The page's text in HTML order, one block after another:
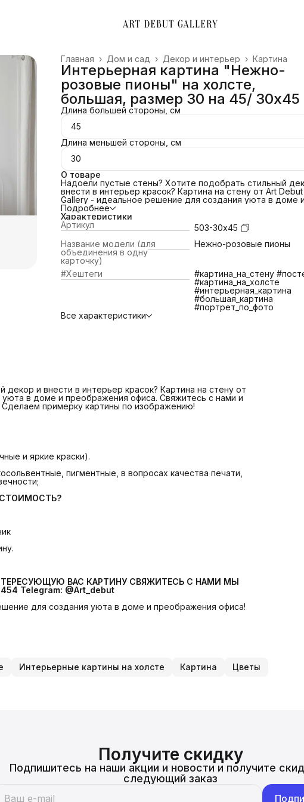
Картина
Декор и интерьер ›
Дом и сад ›
Главная ›
Интерьерная картина "Нежно-
розовые пионы" на холсте,
большая, размер 30 на 45/
Длина большей стороны, см
45
Длина меньшей стороны, см
30
О товаре
Надоели пустые стены? Хотите подобрать стильный
внести в интерьер красок? Картина на стену от Art Debut
Gallery - идеальное решение для создания уюта в доме и
преображения офиса. Свяжитесь с нами и мы поможем
подобрать картину под ваш интерьер! Сделаем примерку
картины по изображению!
ПОЧЕМУ ВЫБРАТЬ НАС?
📌 Холст благородной фактуры 380 гр/м2;
📌Европейский стандарт латексной печати (экологичные и
яркие краски).
📌Латексные чернила превосходят сольвентные,
экосольвентные, пигментные, в вопросах качества
противостояния царапинам, экологичности и
📌 Изготовление и отправка 1-2 дняЧТО ВХОДИТ В
📌 Печать на плотном качественном холсте
📌 Галерейная натяжка холста на сосновый подрамник
Подробнее
Характеристики
Артикул
503-30х45
Название модели (для
объединения в одну
карточку)
Нежно-розовые пионы
#Хештеги
#картина_на_стену
#картина_на_холсте
#интерьерная_картина
#большая_картина
#портрет_по_фото
Все характеристики
и внести в интерьер красок? Картина на стену от
в доме и преображения офиса. Свяжитесь с нами и
примерку картины по изображению!
и яркие краски).
пигментные, в вопросах качества печати,
ВАС КАРТИНУ СВЯЖИТЕСЬ С НАМИ МЫ
Telegram: @Art_debut
для создания уюта в доме и преображения офиса!
Интерьерные картины на холсте Картина Цветы
Получите скидку
Подпишитесь на наши акции и новости и получите
следующий заказ